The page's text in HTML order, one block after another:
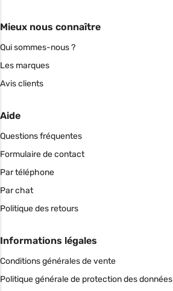
Mieux nous connaître
Qui sommes-nous ?
Les marques
Avis clients
Aide
Questions fréquentes
Formulaire de contact
Par téléphone
Par chat
Politique des retours
Informations légales
Conditions générales de vente
Politique générale de protection des données